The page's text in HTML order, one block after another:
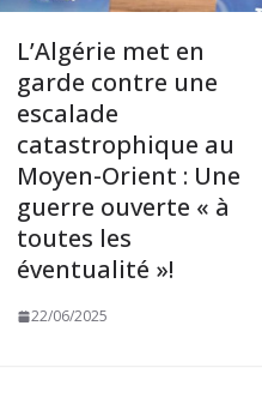
L’Algérie met en
garde contre une
escalade
catastrophique au
Moyen-Orient : Une
guerre ouverte « à
toutes les
éventualité »!
22/06/2025